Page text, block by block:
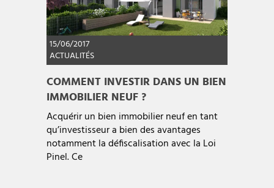
15/06/2017
ACTUALITÉS
COMMENT INVESTIR DANS UN BIEN
IMMOBILIER NEUF ?
Acquérir un bien immobilier neuf en tant
qu’investisseur a bien des avantages
notamment la défiscalisation avec la Loi
Pinel. Ce